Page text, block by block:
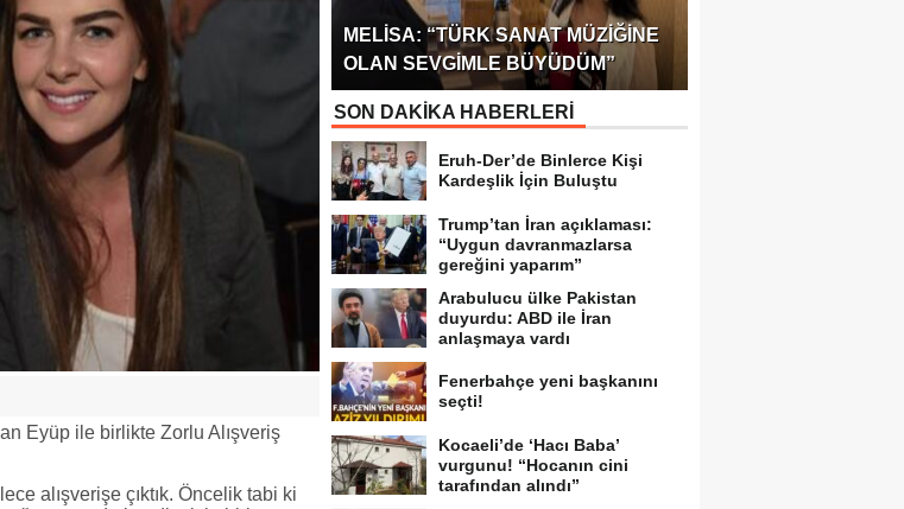
Eyüp ile birlikte Zorlu Alışveriş
alışverişe çıktık. Öncelik tabi ki
MELISA: “TÜRK SANAT MÜZIĞINE
OLAN SEVGIMLE BÜYÜDÜM”
SON DAKİKA HABERLERİ
Eruh-Der’de Binlerce Kişi
Kardeşlik İçin Buluştu
Trump’tan İran açıklaması:
“Uygun davranmazlarsa
gereğini yaparım”
Arabulucu ülke Pakistan
duyurdu: ABD ile İran
anlaşmaya vardı
Fenerbahçe yeni başkanını
seçti!
Kocaeli’de ‘Hacı Baba’
vurgunu! “Hocanın cini
tarafından alındı”